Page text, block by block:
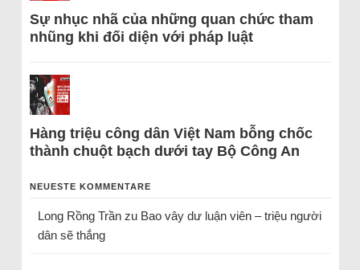
Sự nhục nhã của những quan chức tham
nhũng khi đối diện với pháp luật
Hàng triệu công dân Việt Nam bỗng chốc
thành chuột bạch dưới tay Bộ Công An
NEUESTE KOMMENTARE
Long Rồng Trầnzu Bao vây dư luận viên – triệu người
dân sẽ thắng